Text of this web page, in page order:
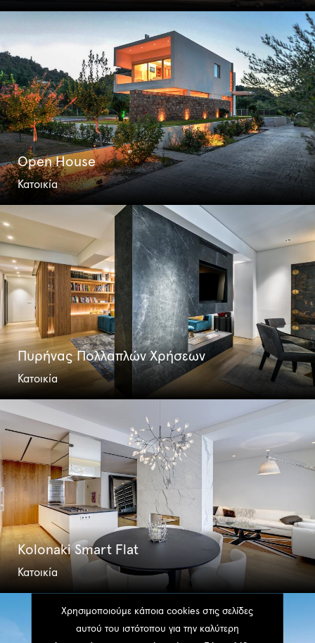
Open House
Κατοικία
Πυρήνας Πολλαπλών Χρήσεων
Κατοικία
Kolonaki Smart Flat
Κατοικία
Χρησιμοποιούμε κάποια cookies στις σελίδες
αυτού του ιστότοπου για την καλύτερη